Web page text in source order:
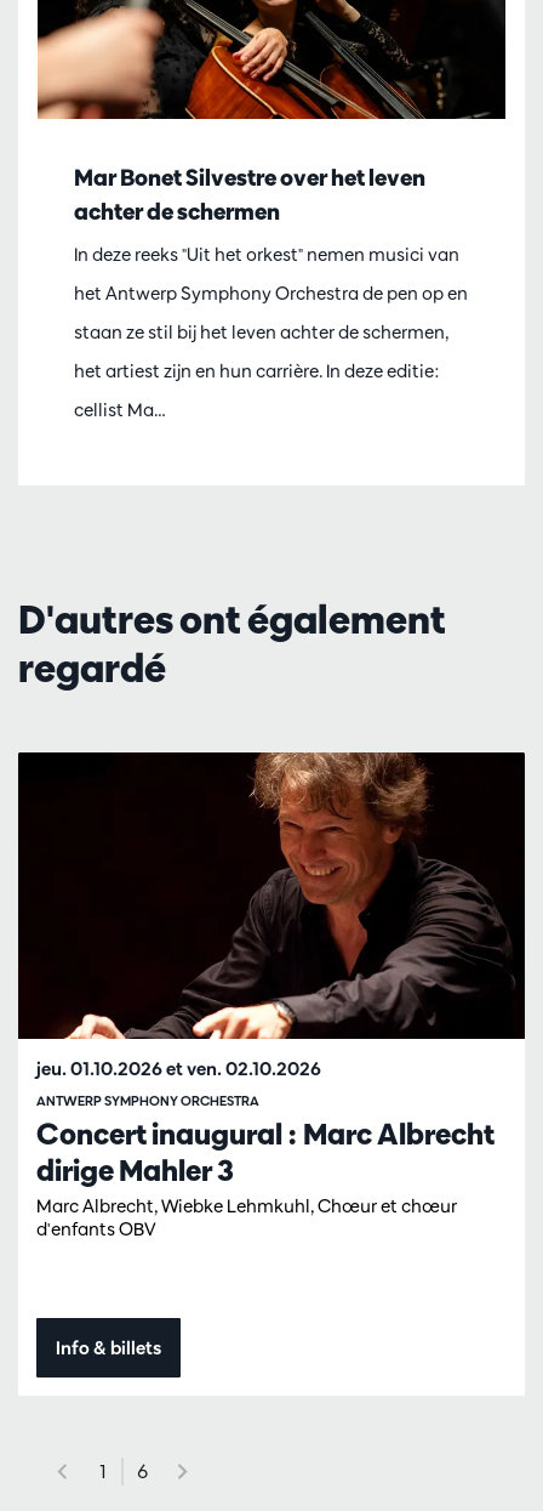
Mar Bonet Silvestre over het leven
achter de schermen
In deze reeks "Uit het orkest" nemen musici van
het Antwerp Symphony Orchestra de pen op en
staan ze stil bij het leven achter de schermen,
het artiest zijn en hun carrière. In deze editie:
cellist Ma…
D'autres ont également
regardé
Concert inaugural : Marc Albrecht
dirige Mahler 3
Marc Albrecht, Wiebke Lehmkuhl, Chœur et chœur
d'enfants OBV
ANTWERP SYMPHONY ORCHESTRA
jeu. 01.10.2026etven. 02.10.2026
Info & billets
1 6